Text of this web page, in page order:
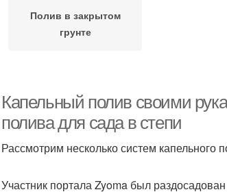
Полив в закрытом
грунте
Капельный полив своими
полива для сада в степи
Рассмотрим несколько систем
Участник портала Zyoma был